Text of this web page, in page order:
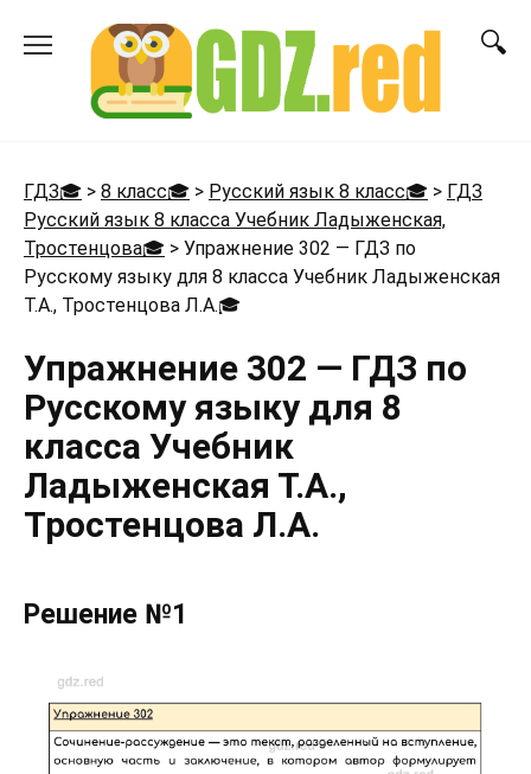
ГДЗ🎓 > 8 класс🎓 > Русский язык 8 класс🎓 > ГДЗ
Русский язык 8 класса Учебник Ладыженская,
Тростенцова🎓 > Упражнение 302 — ГДЗ по
Русскому языку для 8 класса Учебник Ладыженская
Т.А., Тростенцова Л.А.🎓
Упражнение 302 — ГДЗ по
Русскому языку для 8
класса Учебник
Ладыженская Т.А.,
Тростенцова Л.А.
Решение №1